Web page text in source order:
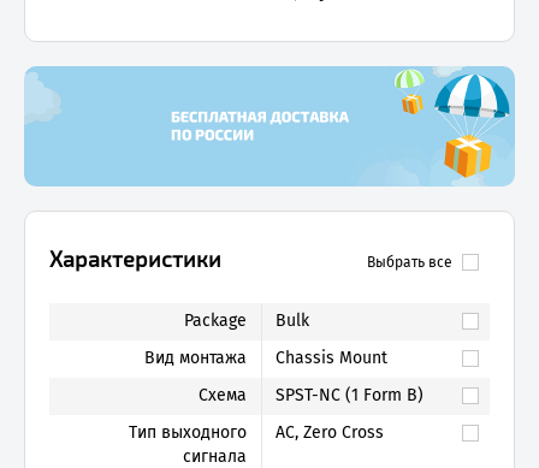
Выбрать все
Характеристики
Package
Bulk
Вид монтажа
Chassis Mount
Схема
SPST-NC (1 Form B)
Тип выходного
сигнала
AC, Zero Cross